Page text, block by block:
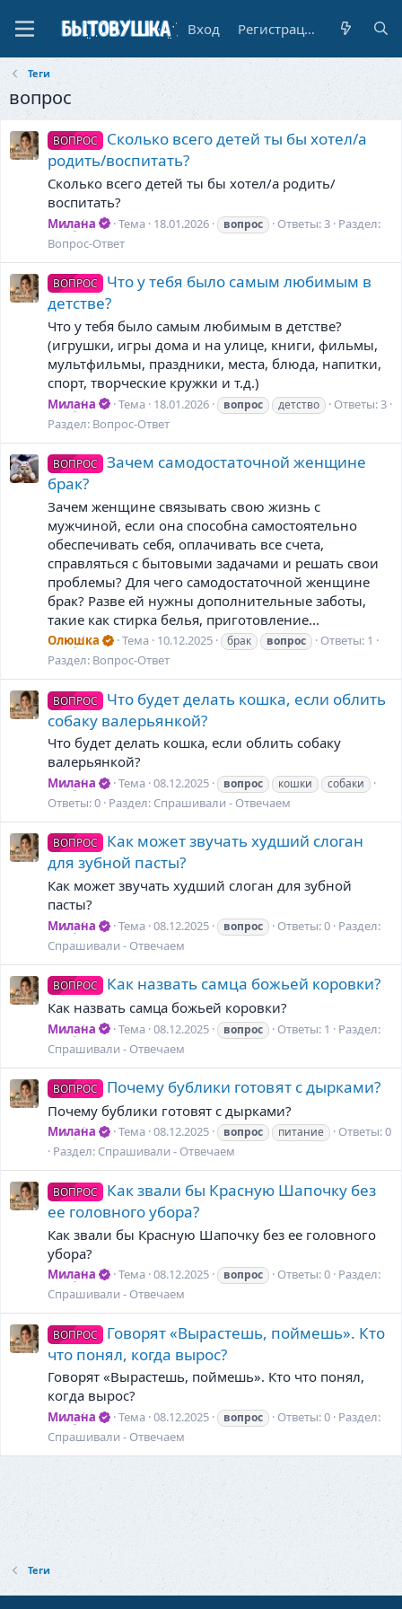
Вход Регистрация
Теги
вопрос
ВОПРОС
Сколько всего детей ты бы хотел/а
родить/воспитать?
Сколько всего детей ты бы хотел/а родить/
воспитать?
Милана Тема 18.01.2026 вопрос Ответы: 3 Раздел:
Вопрос-Ответ
ВОПРОС
Что у тебя было самым любимым в
детстве?
Что у тебя было самым любимым в детстве?
(игрушки, игры дома и на улице, книги, фильмы,
мультфильмы, праздники, места, блюда, напитки,
спорт, творческие кружки и т.д.)
Милана Тема 18.01.2026 вопрос детство
Ответы: 3
Раздел: Вопрос-Ответ
ВОПРОС
Зачем самодостаточной женщине
брак?
Зачем женщине связывать свою жизнь с
мужчиной, если она способна самостоятельно
обеспечивать себя, оплачивать все счета,
справляться с бытовыми задачами и решать свои
проблемы? Для чего самодостаточной женщине
брак? Разве ей нужны дополнительные заботы,
такие как стирка белья, приготовление...
Олюшка Тема 10.12.2025 брак вопрос
Ответы: 1
Раздел: Вопрос-Ответ
ВОПРОС
Что будет делать кошка, если облить
собаку валерьянкой?
Что будет делать кошка, если облить собаку
валерьянкой?
Милана Тема 08.12.2025 вопрос кошки собаки
Ответы: 0 Раздел: Спрашивали - Отвечаем
ВОПРОС
Как может звучать худший слоган
для зубной пасты?
Как может звучать худший слоган для зубной
пасты?
Милана Тема 08.12.2025 вопрос Ответы: 0 Раздел:
Спрашивали - Отвечаем
ВОПРОС Как назвать самца божьей коровки?
Как назвать самца божьей коровки?
Милана Тема 08.12.2025 вопрос Ответы: 1
Раздел:
Спрашивали - Отвечаем
ВОПРОС Почему бублики готовят с дырками?
Почему бублики готовят с дырками?
Милана Тема 08.12.2025 вопрос питание
Ответы: 0
Раздел: Спрашивали - Отвечаем
ВОПРОС
Как звали бы Красную Шапочку без
ее головного убора?
Как звали бы Красную Шапочку без ее головного
убора?
Милана Тема 08.12.2025 вопрос Ответы: 0 Раздел:
Спрашивали - Отвечаем
ВОПРОС
Говорят «Вырастешь, поймешь». Кто
что понял, когда вырос?
Говорят «Вырастешь, поймешь». Кто что понял,
когда вырос?
Милана Тема 08.12.2025 вопрос Ответы: 0 Раздел:
Спрашивали - Отвечаем
Теги